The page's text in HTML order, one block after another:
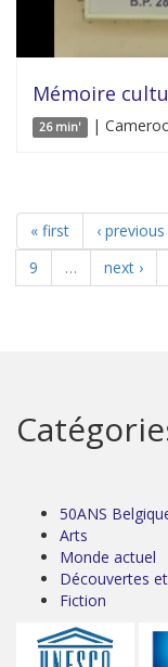
Mémoire
26 min' |
« first ‹ previous
9
… next ›
50ANS
Arts
Monde actuel
Découvertes
Fiction